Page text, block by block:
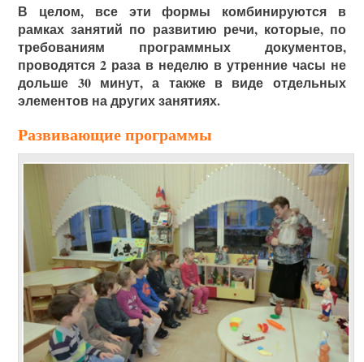
В целом, все эти формы комбинируются в
рамках занятий по развитию речи, которые, по
требованиям программных документов,
проводятся 2 раза в неделю в утренние часы не
дольше 30 минут, а также в виде отдельных
элементов на других занятиях.
Развивающие программы